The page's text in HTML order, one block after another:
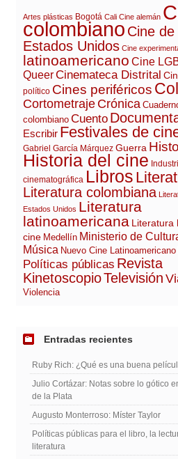
Artes plásticas Bogotá Cali Cine alemán
colombiano Cine de
Estados Unidos Cine
latinoamericano Cine
QueerCinemateca Distrital
político Cines periféricos
Cortometraje Crónica
colombiano Cuento
Escribir Festivales de
Gabriel García Márquez Guerra
Historia del cine
cinematográfica Libros
Literatura colombiana
Estados Unidos Literatura
latinoamericana Literatura
cine Medellín Ministerio de
Música Nuevo Cine Latinoamericano
Políticas públicas Revista
KinetoscopioTelevisión
Violencia
Entradas recientes
Ruby Rich: ¿Qué es una buena
Julio Cortázar: Notas sobre lo gótico
de la Plata
Augusto Monterroso: Míster Taylor
Políticas públicas para el libro, la
literatura